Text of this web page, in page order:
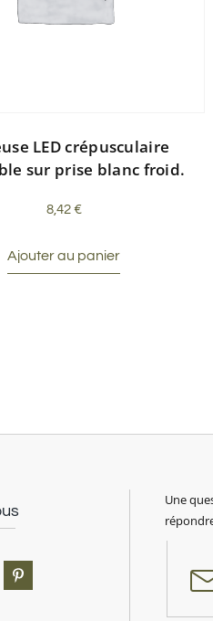
LED crépusculaire
sur prise blanc froid.
8,42 €
Ajouter au panier
Une